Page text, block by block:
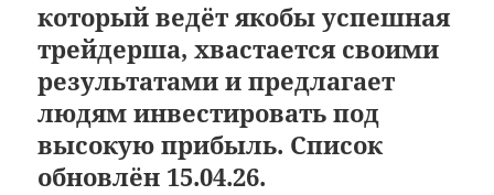
который ведёт якобы успешная
трейдерша, хвастается своими
результатами и предлагает
людям инвестировать под
высокую прибыль. Список
обновлён 15.04.26.